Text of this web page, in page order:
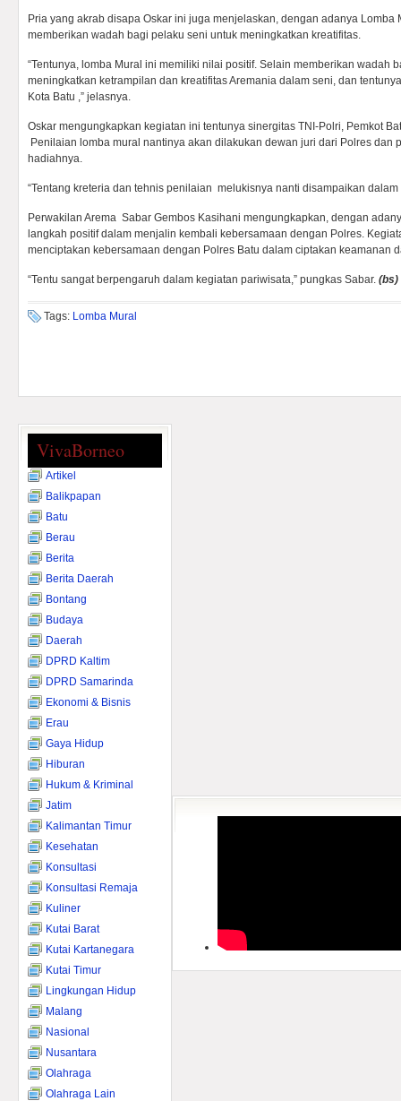
Pria yang akrab disapa Oskar ini juga menjelaskan, dengan adanya Lomba
memberikan wadah bagi pelaku seni untuk meningkatkan kreatifitas.
“Tentunya, lomba Mural ini memiliki nilai positif. Selain memberikan wadah
meningkatkan ketrampilan dan kreatifitas Aremania dalam seni, dan
Kota Batu ,” jelasnya.
Oskar mengungkapkan kegiatan ini tentunya sinergitas TNI-Polri, Pemkot
Penilaian lomba mural nantinya akan dilakukan dewan juri dari Polres dan
hadiahnya.
“Tentang kreteria dan tehnis penilaian melukisnya nanti disampaikan
Perwakilan Arema Sabar Gembos Kasihani mengungkapkan, dengan
langkah positif dalam menjalin kembali kebersamaan dengan Polres.
menciptakan kebersamaan dengan Polres Batu dalam ciptakan keamanan
“Tentu sangat berpengaruh dalam kegiatan pariwisata,” pungkas Sabar. (bs)
Tags: Lomba Mural
VivaBorneo
Artikel
Balikpapan
Batu
Berau
Berita
Berita Daerah
Bontang
Budaya
Daerah
DPRD Kaltim
DPRD Samarinda
Ekonomi & Bisnis
Erau
Gaya Hidup
Hiburan
Hukum & Kriminal
Jatim
Kalimantan Timur
Kesehatan
Konsultasi
Konsultasi Remaja
Kuliner
Kutai Barat
Kutai Kartanegara
Kutai Timur
Lingkungan Hidup
Malang
Nasional
Nusantara
Olahraga
Olahraga Lain